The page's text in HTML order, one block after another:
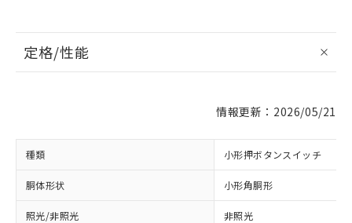
定格/性能
情報更新：2026/05/21
種類 小形押ボタンスイッチ
胴体形状 小形角胴形
照光/非照光 非照光